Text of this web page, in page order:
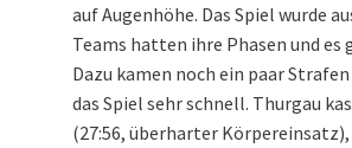
auf Augenhöhe. Das Spiel wurde
Teams hatten ihre Phasen und es
Dazu kamen noch ein paar
das Spiel sehr schnell. Thurgau
(27:56, überharter